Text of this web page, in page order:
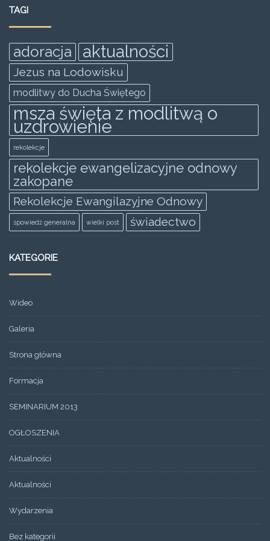
o
o
k
p
p
g
er
TAGI
adoracja aktualności
Jezus na Lodowisku
modlitwy do Ducha Świętego
msza święta z modlitwą o
uzdrowienie
rekolekcje
rekolekcje ewangelizacyjne odnowy
zakopane
Rekolekcje Ewangilazyjne Odnowy
spowiedż generalna wielki post świadectwo
KATEGORIE
Wideo
Galeria
Strona główna
Formacja
SEMINARIUM 2013
OGŁOSZENIA
Aktualności
Aktualności
Wydarzenia
Bez kategorii